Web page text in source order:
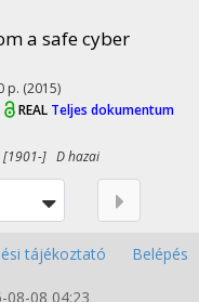
a safe cyber
p. (2015)
REAL Teljes dokumentum
[1901-] D hazai
tájékoztató Belépés
08-08 04:23